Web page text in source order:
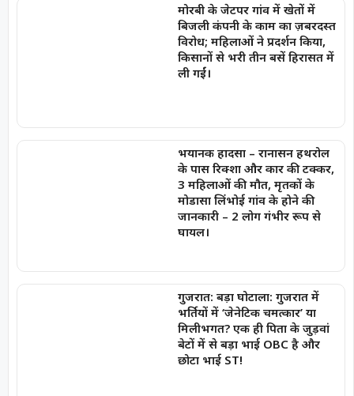
मोरबी के जेटपर गांव में खेतों में
बिजली कंपनी के काम का ज़बरदस्त
विरोध; महिलाओं ने प्रदर्शन किया,
किसानों से भरी तीन बसें हिरासत में
ली गईं।
भयानक हादसा – रानासन हथरोल
के पास रिक्शा और कार की टक्कर,
3 महिलाओं की मौत, मृतकों के
मोडासा लिंभोई गांव के होने की
जानकारी – 2 लोग गंभीर रूप से
घायल।
गुजरात: बड़ा घोटाला: गुजरात में
भर्तियों में ‘जेनेटिक चमत्कार’ या
मिलीभगत? एक ही पिता के जुड़वां
बेटों में से बड़ा भाई OBC है और
छोटा भाई ST!